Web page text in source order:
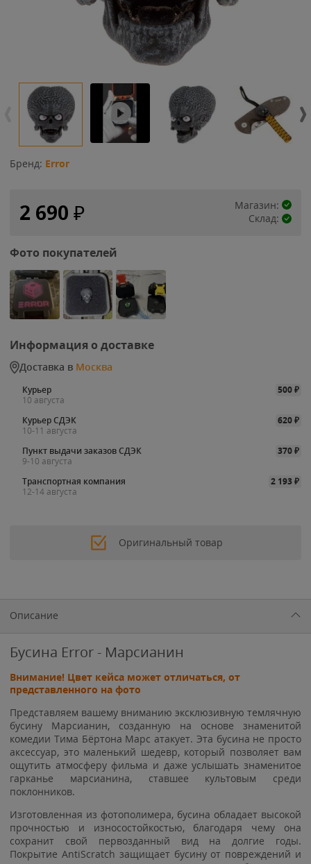
Бренд: Error
2 690 ₽
Магазин:
Склад:
Фото покупателей
Информация о доставке
Доставка в Москва
Курьер 500₽
10 августа
Курьер СДЭК
620₽
10-11 августа
Пункт выдачи заказов СДЭК
370₽
9-10 августа
Транспортная компания
2 193₽
12-14 августа
Оригинальный товар
Описание
Бусина Error - Марсианин
Внимание! Цвет кейса может отличаться, от
представленного на фото
Представляем вашему вниманию эксклюзивную темлячную
бусину Марсианин, созданную на основе знаменитой
комедии Тима Бёртона Марс атакует. Эта бусина не просто
аксессуар, это маленький шедевр, который позволяет вам
ощутить атмосферу фильма и даже услышать знаменитое
гарканье марсианина, ставшее культовым среди
поклонников.
Изготовленная из фотополимера, бусина обладает высокой
прочностью и износостойкостью, благодаря чему она
сохранит свой первозданный вид на долгие годы.
Покрытие AntiScratch защищает бусину от повреждений и